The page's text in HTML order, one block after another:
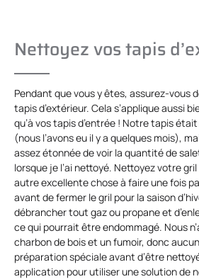
Nettoyez vos tapis
Pendant que vous y êtes, assurez-vous
tapis d’extérieur. Cela s’applique aussi
qu’à vos tapis d’entrée ! Notre tapis
(nous l’avons eu il y a quelques mois),
assez étonnée de voir la quantité de
lorsque je l’ai nettoyé. Nettoyez votre
autre excellente chose à faire une fois
avant de fermer le gril pour la saison
débrancher tout gaz ou propane et
ce qui pourrait être endommagé. Nous
charbon de bois et un fumoir, donc aucun
préparation spéciale avant d’être
application pour utiliser une solution de